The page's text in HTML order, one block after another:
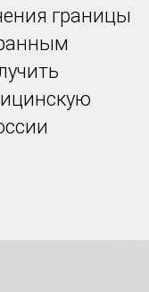
границы